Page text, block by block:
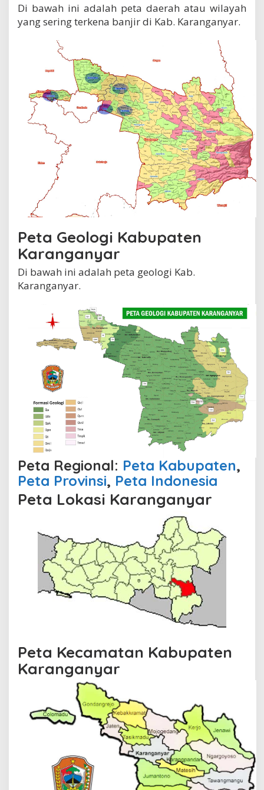
Di bawah ini adalah peta daerah atau wilayah
yang sering terkena banjir di Kab. Karanganyar.
Peta Geologi Kabupaten
Karanganyar
Di bawah ini adalah peta geologi Kab.
Karanganyar.
Peta Regional: Peta Kabupaten,
Peta Provinsi, Peta Indonesia
Peta Lokasi Karanganyar
Peta Kecamatan Kabupaten
Karanganyar